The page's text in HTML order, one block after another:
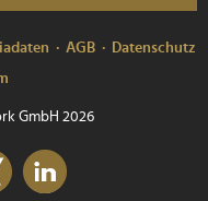
AGB
Datenschutz
GmbH 2026